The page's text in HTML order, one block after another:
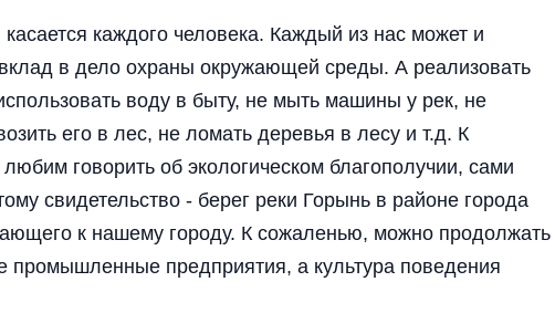
каждого человека. Каждый из нас может и
в дело охраны окружающей среды. А реализовать
воду в быту, не мыть машины у рек, не
его в лес, не ломать деревья в лесу и т.д. К
говорить об экологическом благополучии, сами
свидетельство - берег реки Горынь в районе города
к нашему городу. К сожаленью, можно продолжать
промышленные предприятия, а культура поведения